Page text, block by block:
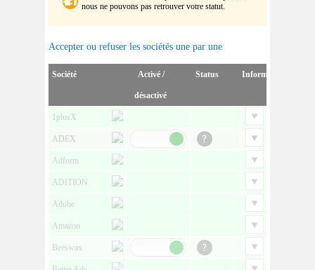
nous ne pouvons pas retrouver votre statut.